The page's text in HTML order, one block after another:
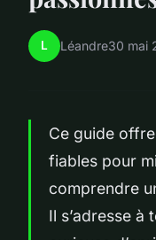
L Léandre30 mai
Ce guide
fiables pour
comprendre
Il s’adresse à